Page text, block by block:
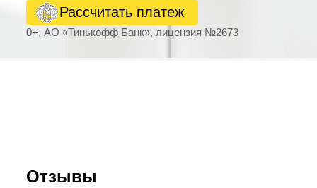
0+, АО «Тинькофф Банк», лицензия №2673
Рассчитать платеж
Отзывы